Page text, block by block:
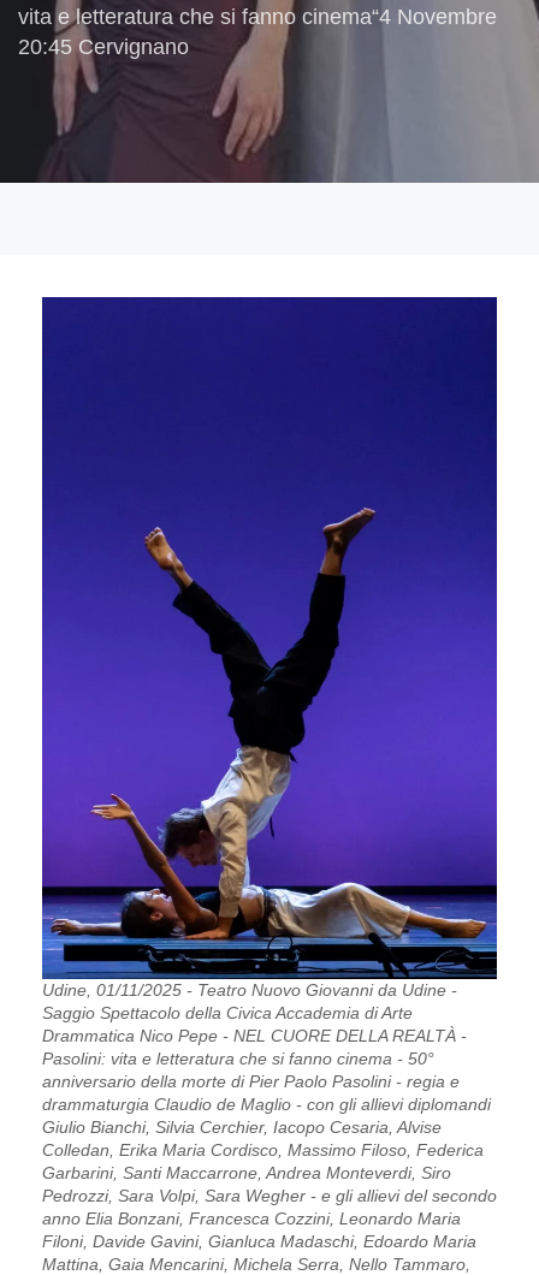
vita e letteratura che si fanno cinema“4 Novembre
20:45 Cervignano
Udine, 01/11/2025 - Teatro Nuovo Giovanni da Udine -
Saggio Spettacolo della Civica Accademia di Arte
Drammatica Nico Pepe - NEL CUORE DELLA REALTÀ -
Pasolini: vita e letteratura che si fanno cinema - 50°
anniversario della morte di Pier Paolo Pasolini - regia e
drammaturgia Claudio de Maglio - con gli allievi diplomandi
Giulio Bianchi, Silvia Cerchier, Iacopo Cesaria, Alvise
Colledan, Erika Maria Cordisco, Massimo Filoso, Federica
Garbarini, Santi Maccarrone, Andrea Monteverdi, Siro
Pedrozzi, Sara Volpi, Sara Wegher - e gli allievi del secondo
anno Elia Bonzani, Francesca Cozzini, Leonardo Maria
Filoni, Davide Gavini, Gianluca Madaschi, Edoardo Maria
Mattina, Gaia Mencarini, Michela Serra, Nello Tammaro,